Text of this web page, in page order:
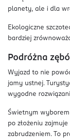
planety, ale i dla
Ekologiczne
bardziej
Podróżna
Wyjazd to nie
jamy ustnej.
wygodne
Świetnym wyborem
po złożeniu
zabrudzeniem. To